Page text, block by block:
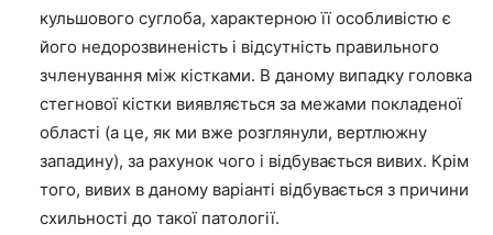
кульшового суглоба, характерною її особливістю є
його недорозвиненість і відсутність правильного
зчленування між кістками. В даному випадку головка
стегнової кістки виявляється за межами покладеної
області (а це, як ми вже розглянули, вертлюжну
западину), за рахунок чого і відбувається вивих. Крім
того, вивих в даному варіанті відбувається з причини
схильності до такої патології.